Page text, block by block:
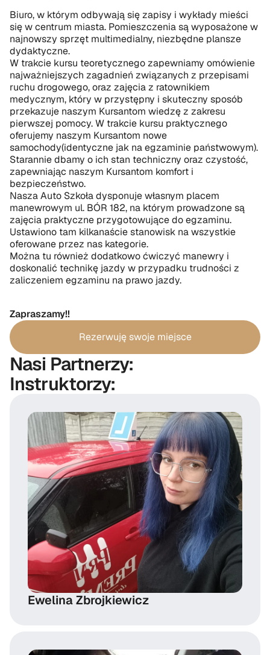
Biuro, w którym odbywają się zapisy i wykłady mieści
się w centrum miasta. Pomieszczenia są wyposażone w
najnowszy sprzęt multimedialny, niezbędne plansze
dydaktyczne.
W trakcie kursu teoretycznego zapewniamy omówienie
najważniejszych zagadnień związanych z przepisami
ruchu drogowego, oraz zajęcia z ratownikiem
medycznym, który w przystępny i skuteczny sposób
przekazuje naszym Kursantom wiedzę z zakresu
pierwszej pomocy. W trakcie kursu praktycznego
oferujemy naszym Kursantom nowe
samochody(identyczne jak na egzaminie państwowym).
Starannie dbamy o ich stan techniczny oraz czystość,
zapewniając naszym Kursantom komfort i
bezpieczeństwo.
Nasza Auto Szkoła dysponuje własnym placem
manewrowym ul. BÓR 182, na którym prowadzone są
zajęcia praktyczne przygotowujące do egzaminu.
Ustawiono tam kilkanaście stanowisk na wszystkie
oferowane przez nas kategorie.
Można tu również dodatkowo ćwiczyć manewry i
doskonalić technikę jazdy w przypadku trudności z
zaliczeniem egzaminu na prawo jazdy.
Zapraszamy!!
Rezerwuję swoje miejsce
Nasi Partnerzy:
Instruktorzy:
Ewelina Zbrojkiewicz